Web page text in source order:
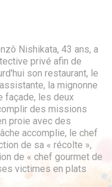
Nishikata, 43 ans, a
privé afin de
son restaurant, le
la mignonne
façade, les deux
des missions
proie avec des
accomplie, le chef
de sa « récolte »,
de « chef gourmet de
victimes en plats